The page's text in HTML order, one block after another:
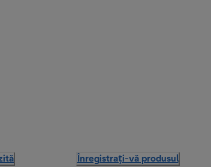
Înregistrați-vă produsul